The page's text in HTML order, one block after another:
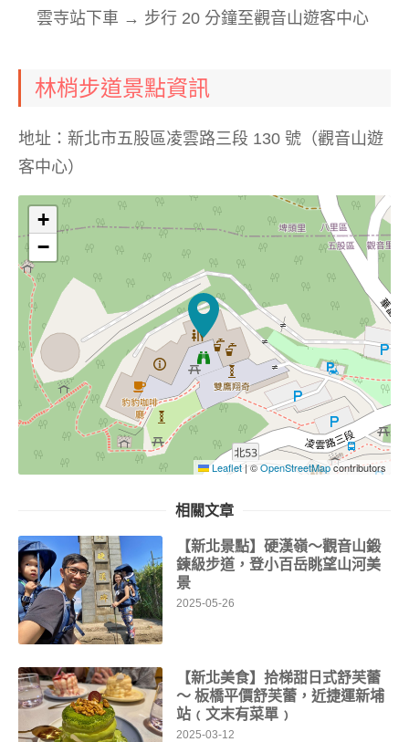
雲寺站下車 → 步行 20 分鐘至觀音山遊客中心
林梢步道景點資訊
地址：新北市五股區凌雲路三段 130 號（觀音山遊
客中心）
+
−
Leaflet|©OpenStreetMapcontributors
相關文章
【新北景點】硬漢嶺～觀音山鍛
鍊級步道，登小百岳眺望山河美
景
2025-05-26
【新北美食】拾梯甜日式舒芙蕾
～ 板橋平價舒芙蕾，近捷運新埔
站﹙文末有菜單﹚
2025-03-12